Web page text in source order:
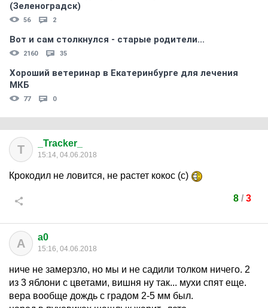
(Зеленоградск)
56 2
Вот и сам столкнулся - старые родители...
2160 35
Хороший ветеринар в Екатеринбурге для лечения
МКБ
77 0
T _Tracker_
15:14, 04.06.2018
Крокодил не ловится, не растет кокос (с)
8/ 3
A a0
15:16, 04.06.2018
ниче не замерзло, но мы и не садили толком ничего. 2
из 3 яблони с цветами, вишня ну так... мухи спят еще.
вера вообще дождь с градом 2-5 мм был.